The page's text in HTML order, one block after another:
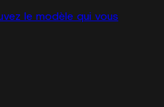
le modèle qui vous